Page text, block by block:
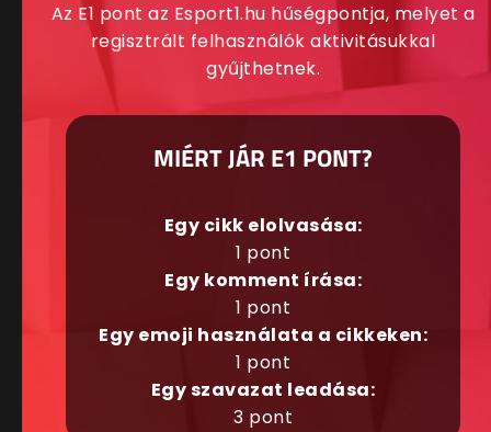
Az E1 pont az Esport1.hu hűségpontja, melyet a
regisztrált felhasználók aktivitásukkal
gyűjthetnek.
MIÉRT JÁR E1 PONT?
Egy cikk elolvasása:
1 pont
Egy komment írása:
1 pont
Egy emoji használata a cikkeken:
1 pont
Egy szavazat leadása:
3 pont